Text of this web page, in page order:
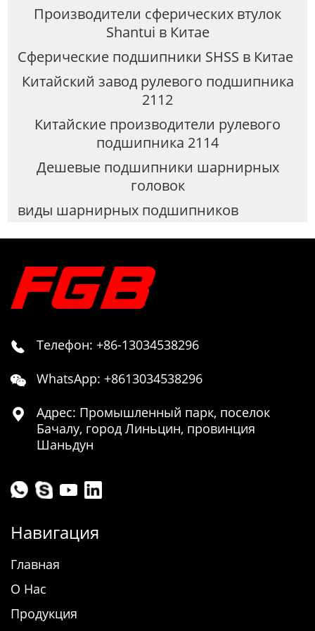
Производители сферических втулок
Shantui в Китае
Сферические подшипники SHSS в Китае
Китайский завод рулевого подшипника
2112
Китайские производители рулевого
подшипника 2114
Дешевые подшипники шарнирных
головок
виды шарнирных подшипников
 Телефон: +86-13034538296
 WhatsApp: +8613034538296

Адрес: Промышленный парк, поселок
Бачалу, город Линьцин, провинция
Шаньдун
Навигация
Главная
О Нас
Продукция